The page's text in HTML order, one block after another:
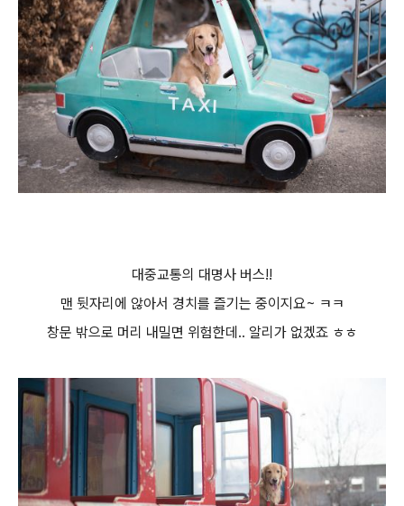
대중교통의 대명사 버스!!
맨 뒷자리에 않아서 경치를 즐기는 중이지요~ ㅋㅋ
창문 밖으로 머리 내밀면 위험한데.. 알리가 없겠죠 ㅎㅎ